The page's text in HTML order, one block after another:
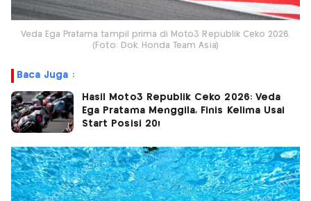
Veda Ega Pratama tampil prima di Moto3 Republik Ceko 2026.
(Foto: Dok. Honda Team Asia)
Baca Juga :
Hasil Moto3 Republik Ceko 2026: Veda
Ega Pratama Menggila, Finis Kelima Usai
Start Posisi 20!